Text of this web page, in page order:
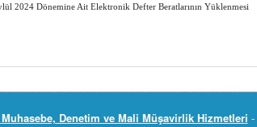
2024 Dönemine Ait Elektronik Defter Beratlarının Yüklenmesi
Denetim ve Mali Müşavirlik Hizmetleri -